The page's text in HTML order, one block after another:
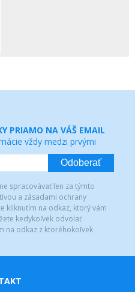
PRIAMO NA VÁŠ EMAIL
vždy medzi prvými
Odoberať
spracovávať len za týmto
a zásadami ochrany
kliknutím na odkaz, ktorý vám
kedykoľvek odvolať
na odkaz z ktoréhokoľvek